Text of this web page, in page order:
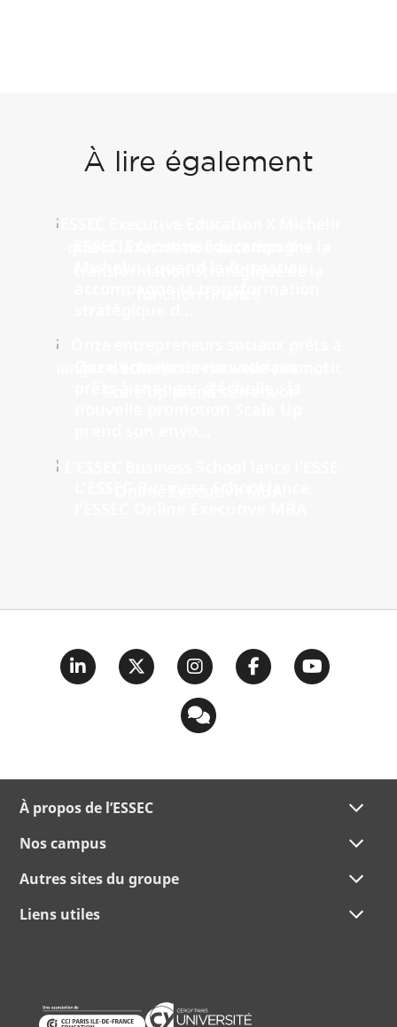
À lire également
À propos de l’ESSEC
Nos campus
Autres sites du groupe
Liens utiles